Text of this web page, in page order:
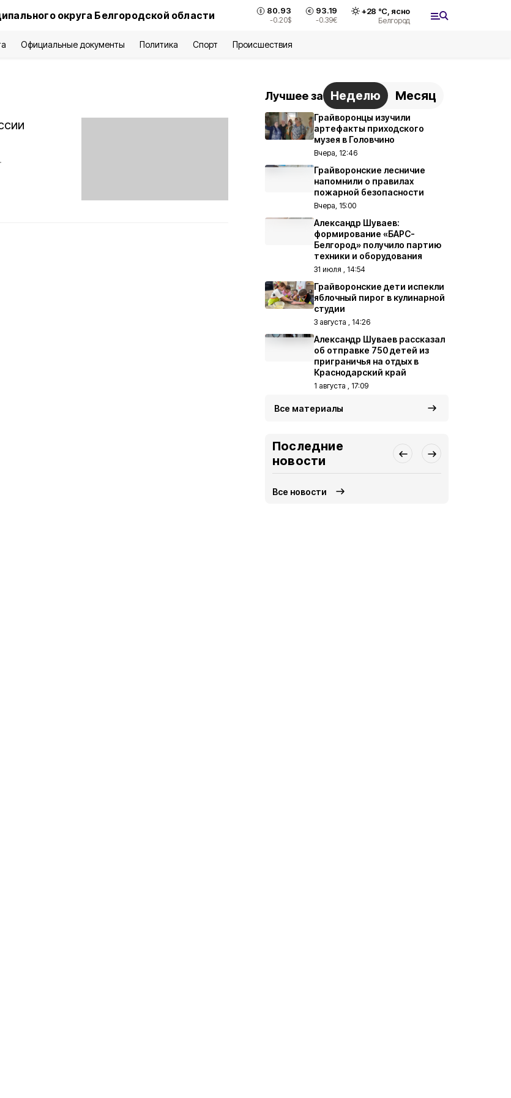
округа Белгородской области 80.93
-0.20$
93.19
-0.39€
+28 °С, ясно
Белгород
Официальные документы Политика Спорт Происшествия
Лучшее за Неделю Месяц
Грайворонцы изучили
артефакты приходского
музея в Головчино
Вчера, 12:46
Грайворонские лесничие
напомнили о правилах
пожарной безопасности
Вчера, 15:00
Александр Шуваев:
формирование «БАРС-
Белгород» получило партию
техники и оборудования
31 июля , 14:54
Грайворонские дети испекли
яблочный пирог в кулинарной
студии
3 августа , 14:26
Александр Шуваев рассказал
об отправке 750 детей из
приграничья на отдых в
Краснодарский край
1 августа , 17:09
Все материалы
Последние
новости
Все новости